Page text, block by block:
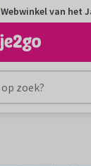
Webwinkel van het